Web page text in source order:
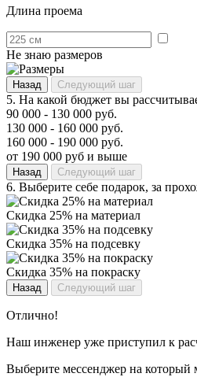
Длина проема
Не знаю размеров
Назад Следующий шаг
5. На какой бюджет вы
90 000 - 130 000 руб.
130 000 - 160 000 руб.
160 000 - 190 000 руб.
от 190 000 руб и выше
Назад Следующий шаг
6. Выберите себе подарок, за
Скидка 25% на материал
Скидка 35% на подсевку
Скидка 35% на покраску
Назад Следующий шаг
Отлично!
Наш инженер уже приступил к
Выберите мессенджер на который